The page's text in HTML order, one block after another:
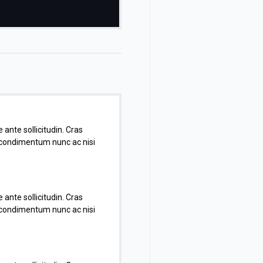
ante sollicitudin. Cras
nunc ac nisi
ante sollicitudin. Cras
nunc ac nisi